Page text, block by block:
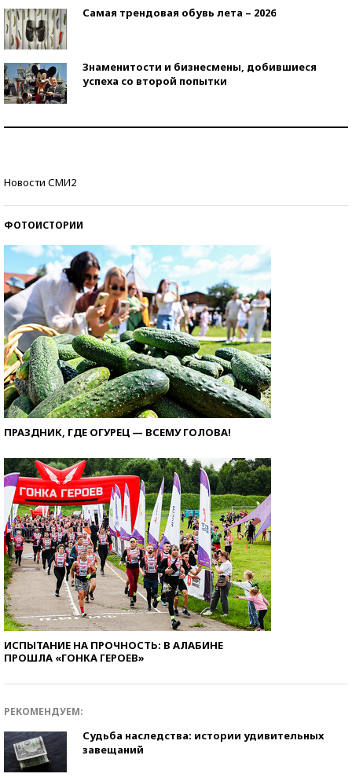
Самая трендовая обувь лета – 2026
Знаменитости и бизнесмены, добившиеся
успеха со второй попытки
Новости СМИ2
ФОТОИСТОРИИ
ПРАЗДНИК, ГДЕ ОГУРЕЦ — ВСЕМУ ГОЛОВА!
ИСПЫТАНИЕ НА ПРОЧНОСТЬ: В АЛАБИНЕ
ПРОШЛА «ГОНКА ГЕРОЕВ»
РЕКОМЕНДУЕМ:
Судьба наследства: истории удивительных
завещаний